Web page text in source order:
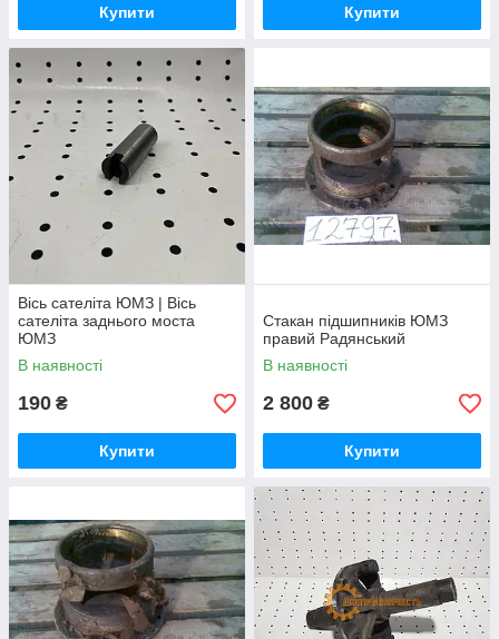
Купити Купити
Вісь сателіта ЮМЗ | Вісь
сателіта заднього моста
ЮМЗ
В наявності
190 ₴
Купити
Стакан підшипників ЮМЗ
правий Радянський
В наявності
2 800 ₴
Купити